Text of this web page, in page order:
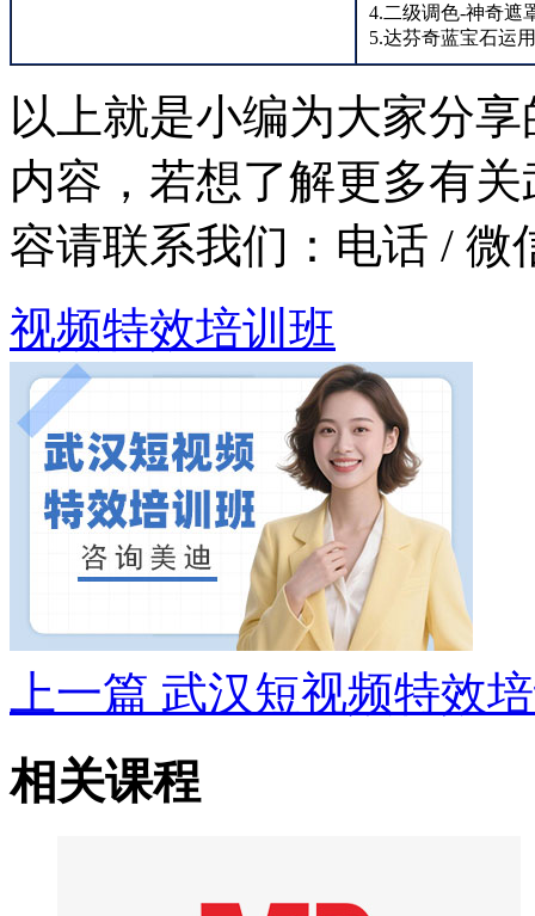
4.二级调色-神奇遮
5.达芬奇蓝宝石运用
以上就是小编为大家分
内容，若想了解更多有
容请联系我们： 电话 / 微
视频特效培训班
上一篇 武汉短视频特效
相关课程